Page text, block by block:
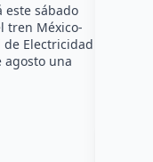
este sábado
tren México-
de Electricidad
agosto una